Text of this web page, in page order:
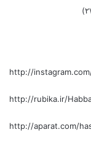
http://
http://rubika.ir/
http://aparat.com/